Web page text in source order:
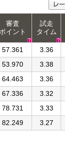
審査
ポイント
試走
タイム
57.361
3.36
53.970
3.38
64.463
3.36
67.336
3.32
78.731
3.33
82.249 3.27